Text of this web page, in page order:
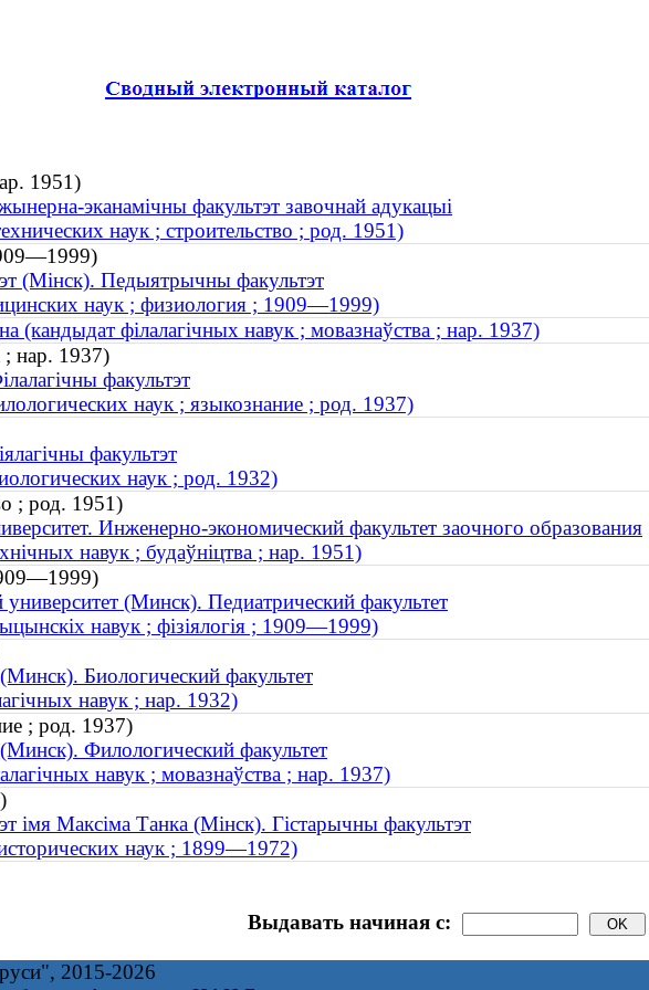
1951)
эканамічны факультэт завочнай адукацыі
наук ; строительство ; род. 1951)
(Мінск). Педыятрычны факультэт
наук ; физиология ; 1909—1999)
(кандыдат філалагічных навук ; мовазнаўства ; нар. 1937)
; нар. 1937)
факультэт
наук ; языкознание ; род. 1937)
факультэт
наук ; род. 1932)
; род. 1951)
Инженерно-экономический факультет заочного образования
навук ; будаўніцтва ; нар. 1951)
(Минск). Педиатрический факультет
навук ; фізіялогія ; 1909—1999)
Биологический факультет
навук ; нар. 1932)
; род. 1937)
Филологический факультет
навук ; мовазнаўства ; нар. 1937)
імя Максіма Танка (Мінск). Гістарычны факультэт
наук ; 1899—1972)
Выдавать начиная с:
2015-2026